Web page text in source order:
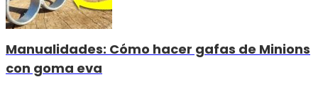
Manualidades: Cómo hacer gafas de Minions
con goma eva